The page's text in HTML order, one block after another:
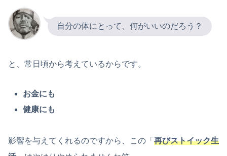
自分の体にとって、何がいいのだろう？
と、常日頃から考えているからです。
お金にも
健康にも
影響を与えてくれるのですから、この「 再びストイック生